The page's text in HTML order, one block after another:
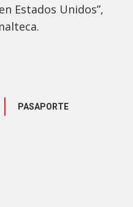
Estados Unidos”,
PASAPORTE